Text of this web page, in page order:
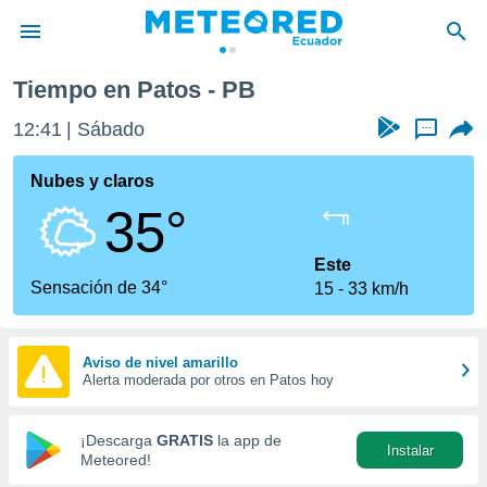
de
ha
calidad.
a este
las
y
forma
digital
basada
Tiempo en Patos - PB
12:41 Sábado ...
Nubes y claros
35°
Sensación de 34°
Este
15
33 km/h
Aviso de nivel amarillo
Alerta moderada por otros en Patos hoy
¡Descarga GRATIS la app de
Meteored!
Instalar